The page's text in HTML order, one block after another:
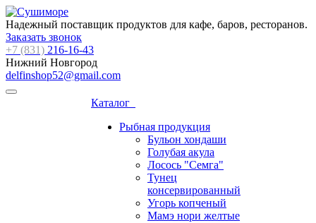
Надежный поставщик продуктов для кафе, баров, ресторанов.
Заказать звонок
+7 (831) 216-16-43
Нижний Новгород
delfinshop52@gmail.com
Каталог
Рыбная продукция
Бульон хондаши
Голубая акула
Лосось "Семга"
Тунец
консервированный
Угорь копченый
Мамэ нори желтые